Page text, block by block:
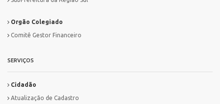
Orgão Colegiado
Comitê Gestor Financeiro
SERVIÇOS
Cidadão
Atualização de Cadastro